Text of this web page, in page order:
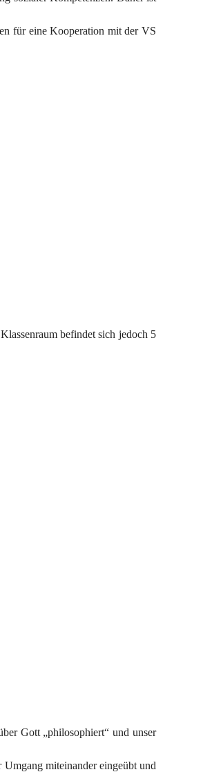
für eine Kooperation mit der VS
befindet sich jedoch 5
Gott „philosophiert“ und unser
Umgang miteinander eingeübt und